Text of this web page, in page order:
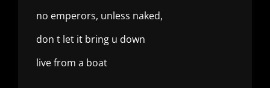
no emperors, unless naked,
don t let it bring u down
live from a boat